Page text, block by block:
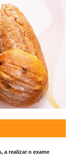
a realizar o exame